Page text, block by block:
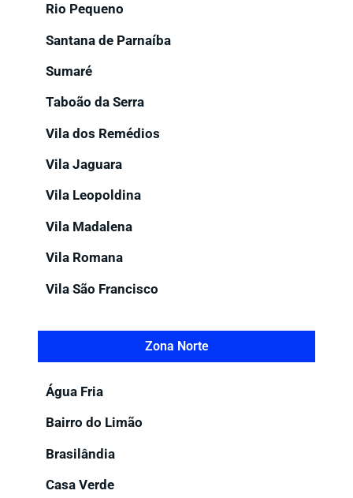
Rio Pequeno
Santana de Parnaíba
Sumaré
Taboão da Serra
Vila dos Remédios
Vila Jaguara
Vila Leopoldina
Vila Madalena
Vila Romana
Vila São Francisco
Zona Norte
Água Fria
Bairro do Limão
Brasilândia
Casa Verde